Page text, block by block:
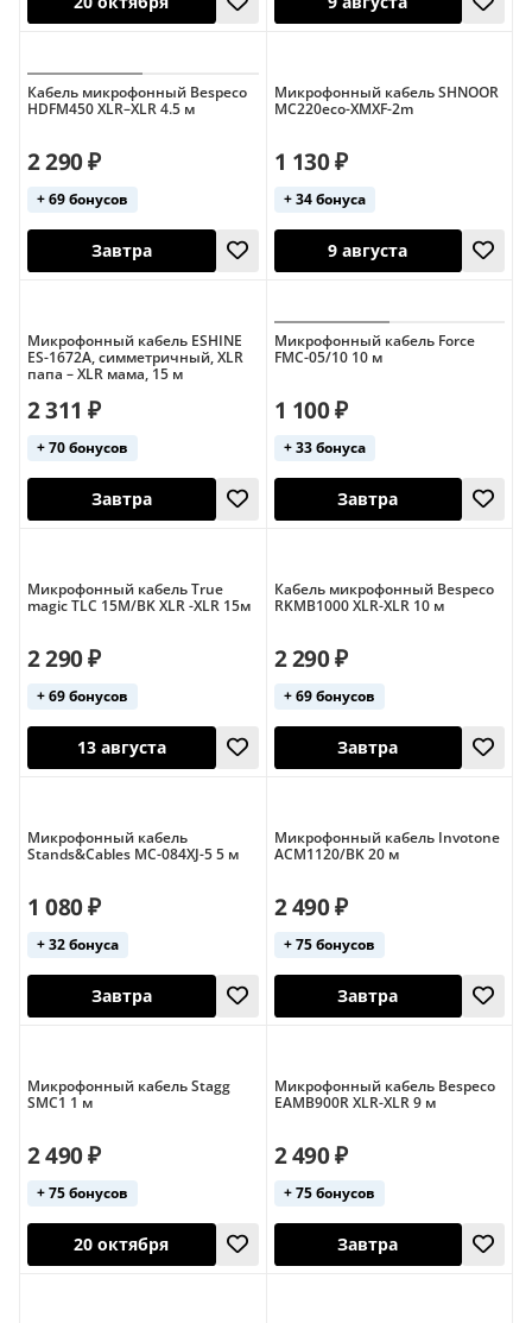
20 октября 9 августа
Кабель микрофонный Bespeco
HDFM450 XLR–XLR 4.5 м
2 290 ₽
+ 69 бонусов
Микрофонный кабель SHNOOR
MC220eco-XMXF-2m
1 130 ₽
+ 34 бонуса
Микрофонный кабель ESHINE
ES-1672A, симметричный, XLR
папа – XLR мама, 15 м
2 311 ₽
+ 70 бонусов
Микрофонный кабель Force
FMC-05/10 10 м
1 100 ₽
+ 33 бонуса
Микрофонный кабель True
magic TLC 15M/BK XLR -XLR 15м
2 290 ₽
+ 69 бонусов
13 августа
Кабель микрофонный Bespeco
RKMB1000 XLR-XLR 10 м
2 290 ₽
+ 69 бонусов
Микрофонный кабель
Stands&Cables MC-084XJ-5 5 м
1 080 ₽
+ 32 бонуса
Завтра
Микрофонный кабель Invotone
ACM1120/BK 20 м
2 490 ₽
+ 75 бонусов
Завтра
Микрофонный кабель Stagg
SMC1 1 м
2 490 ₽
+ 75 бонусов
Микрофонный кабель Bespeco
EAMB900R XLR-XLR 9 м
2 490 ₽
+ 75 бонусов